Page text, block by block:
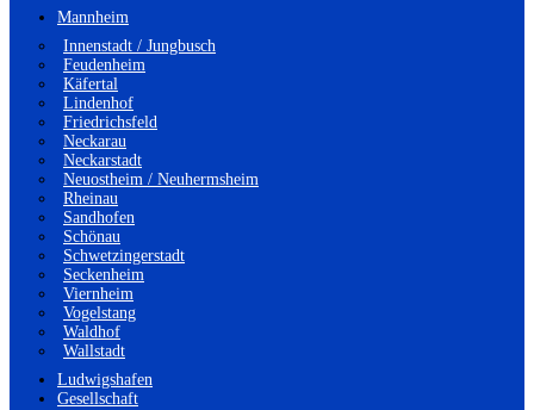
Mannheim
Innenstadt / Jungbusch
Feudenheim
Käfertal
Lindenhof
Friedrichsfeld
Neckarau
Neckarstadt
Neuostheim / Neuhermsheim
Rheinau
Sandhofen
Schönau
Schwetzingerstadt
Seckenheim
Viernheim
Vogelstang
Waldhof
Wallstadt
Ludwigshafen
Gesellschaft